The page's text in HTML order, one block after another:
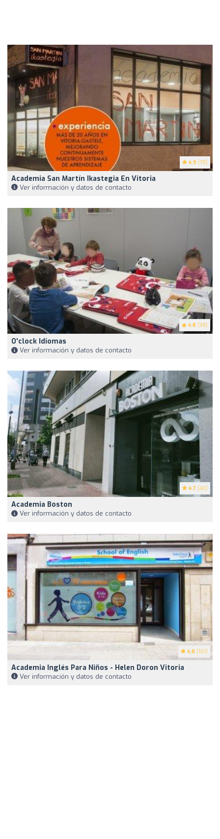
4.9 (70)
Academia San Martín Ikastegia En Vitoria
Ver información y datos de contacto
4.8 (38)
O'clock Idiomas
Ver información y datos de contacto
4.7 (40)
Academia Boston
Ver información y datos de contacto
4.8 (101)
Academia Inglés Para Niños - Helen Doron Vitoria
Ver información y datos de contacto